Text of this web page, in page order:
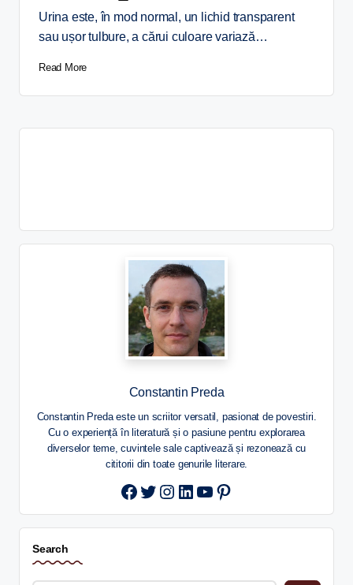
Urina este, în mod normal, un lichid transparent
sau ușor tulbure, a cărui culoare variază…
Read More
Constantin Preda
Constantin Preda este un scriitor versatil, pasionat de povestiri.
Cu o experiență în literatură și o pasiune pentru explorarea
diverselor teme, cuvintele sale captivează și rezonează cu
cititorii din toate genurile literare.
Twitter
Instagram
LinkedIn
YouTube
Pinterest
Search